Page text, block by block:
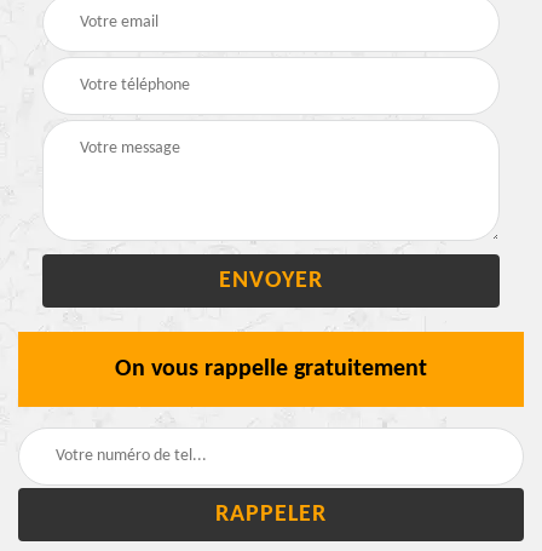
On vous rappelle gratuitement